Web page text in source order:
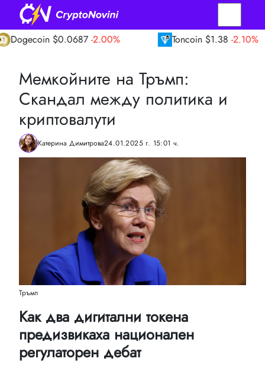
$0.0687 -2.00% Toncoin $1.38 -2.10%
Мемкойните на Тръмп:
Скандал между политика и
криптовалути
Катерина Димитрова24.01.2025 г. 15:01 ч.
Тръмп
Как два дигитални токена
предизвикаха национален
регулаторен дебат